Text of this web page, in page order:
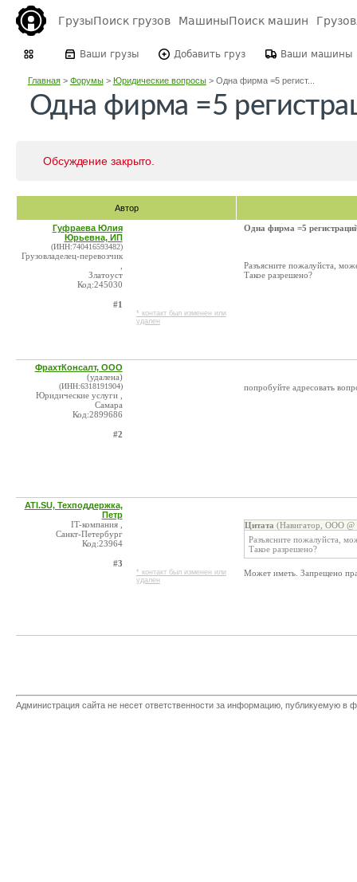
ГрузыПоиск грузов МашиныПоиск машин
Ваши грузы Добавить груз Ваши машины
Главная> Форумы> Юридические вопросы> Одна фирма =5 регист...
Одна фирма =5
Обсуждение закрыто.
Автор
Гуфраева Юлия
Юрьевна, ИП
(ИНН:740416593482)
Грузовладелец-перевозчик
Златоуст
Код:245030
#1
* контакт был изменен или
удален
Одна фирма =5
Разъясните пожалуйста,
Такое разрешено?
ФрахтКонсалт, ООО
(удалена)
(ИНН:6318191904)
Юридические услуги ,
Самара
Код:2899686
#2
попробуйте адресовать
ATI.SU, Техподдержка,
Петр
IT-компания ,
Санкт-Петербург
Код:23964
#3
* контакт был изменен или
удален
Цитата (Навигатор, ООО @
Разъясните пожалуйста,
Такое разрешено?
Может иметь. Запрещено
Администрация сайта не несет ответственности за информацию, публикуемую